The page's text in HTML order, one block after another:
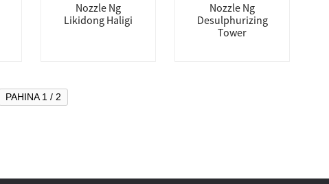
Nozzle Ng
Likidong Haligi
Nozzle Ng
Desulphurizing
Tower
PAHINA 1 / 2